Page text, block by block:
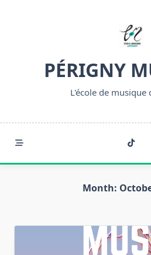
PÉRIGNY
L'école de musique
Month: